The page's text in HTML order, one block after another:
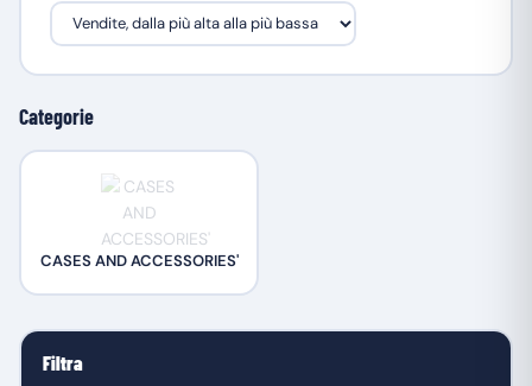
Categorie
CASES AND ACCESSORIES'
Filtra